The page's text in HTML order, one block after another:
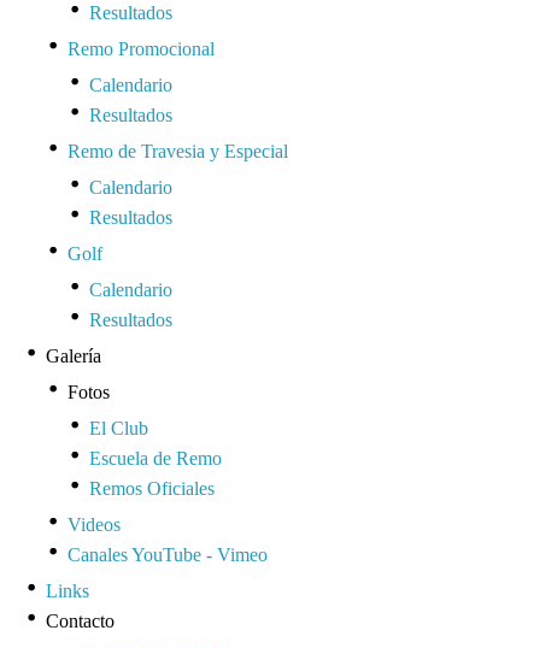
Resultados
Remo Promocional
Calendario
Resultados
Remo de Travesia y Especial
Calendario
Resultados
Golf
Calendario
Resultados
Galería
Fotos
El Club
Escuela de Remo
Remos Oficiales
Videos
Canales YouTube - Vimeo
Links
Contacto